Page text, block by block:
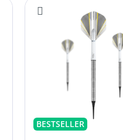
BESTSELLER